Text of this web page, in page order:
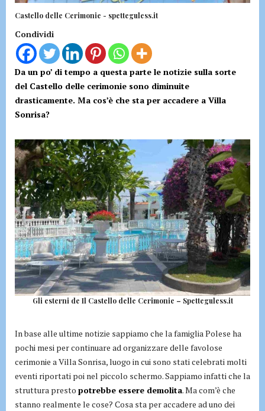
Castello delle Cerimonie - spetteguless.it
Condividi
Da un po’ di tempo a questa parte le notizie sulla sorte
del Castello delle cerimonie sono diminuite
drasticamente. Ma cos’è che sta per accadere a Villa
Sonrisa?
Gli esterni de Il Castello delle Cerimonie – Spetteguless.it
In base alle ultime notizie sappiamo che la famiglia Polese ha
pochi mesi per continuare ad organizzare delle favolose
cerimonie a Villa Sonrisa, luogo in cui sono stati celebrati molti
eventi riportati poi nel piccolo schermo. Sappiamo infatti che la
struttura presto potrebbe essere demolita. Ma com’è che
stanno realmente le cose? Cosa sta per accadere ad uno dei